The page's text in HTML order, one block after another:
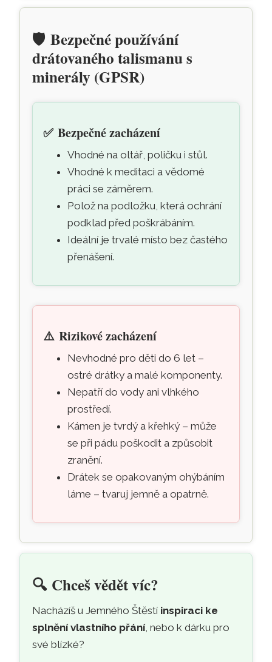
🛡️Bezpečné používání
drátovaného talismanu s
minerály (GPSR)
✅Bezpečné zacházení
Vhodné na oltář, poličku i stůl.
Vhodné k meditaci a vědomé
práci se záměrem.
Polož na podložku, která ochrání
podklad před poškrábáním.
Ideální je trvalé místo bez častého
přenášení.
⚠️Rizikové zacházení
Nevhodné pro děti do 6 let –
ostré drátky a malé komponenty.
Nepatří do vody ani vlhkého
prostředí.
Kámen je tvrdý a křehký – může
se při pádu poškodit a způsobit
zranění.
Drátek se opakovaným ohýbáním
láme – tvaruj jemně a opatrně.
🔍 Chceš vědět víc?
Nacházíš u Jemného Štěstí inspiraci ke
splnění vlastního přání, nebo k dárku pro
své blízké?